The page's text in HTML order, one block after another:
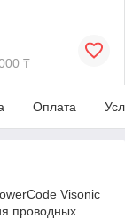
₸
Оплата
Visonic
проводных